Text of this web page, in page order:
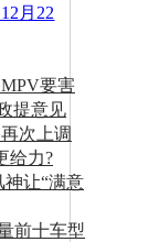
月22
要害
提意见
次上调
给力?
让“满意
前十车型